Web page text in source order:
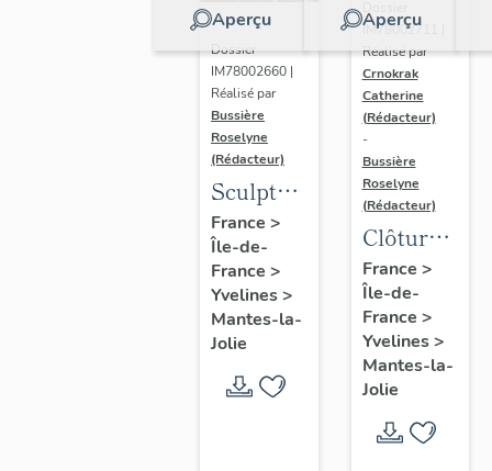
Aperçu
Dossier
IM78002660 |
Réalisé par
Bussière
Roselyne
(Rédacteur)
Sculpture
: la
Ronde
France >
Île-de-
France >
Yvelines>
Mantes-la-
Jolie
Aperçu
IM78002711 |
Réalisé par
Crnokrak
Catherine
(Rédacteur)
-
Bussière
Roselyne
(Rédacteur)
Clôture
de
chœur
France >
Île-de-
France >
Yvelines>
Mantes-la-
Jolie